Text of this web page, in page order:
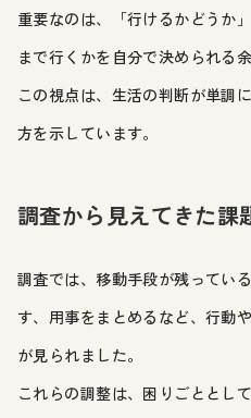
重要なのは、「行けるかどうか
まで行くかを自分で決められる
この視点は、生活の判断が単調
方を示しています。
調査から見えてきた課
調査では、移動手段が残ってい
す、用事をまとめるなど、行動
が見られました。
これらの調整は、困りごととし